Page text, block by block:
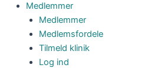
Medlemmer
Medlemmer
Medlemsfordele
Tilmeld klinik
Log ind